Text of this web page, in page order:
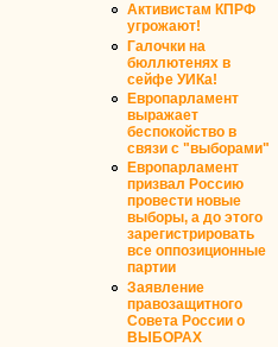
Активистам КПРФ
угрожают!
Галочки на
бюллютенях в
сейфе УИКа!
Европарламент
выражает
беспокойство в
связи с "выборами"
Европарламент
призвал Россию
провести новые
выборы, а до этого
зарегистрировать
все оппозиционные
партии
Заявление
правозащитного
Совета России о
ВЫБОРАХ